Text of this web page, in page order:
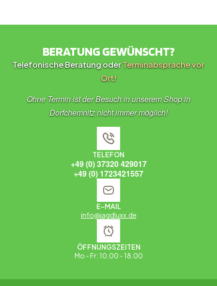
BERATUNG GEWÜNSCHT?
Telefonische Beratung oderTerminabsprache vor
Ort!
Ohne Termin ist der Besuch in unserem Shop in
Dorfchemnitz nicht immer möglich!
TELEFON
+49 (0) 37320 429017
+49 (0) 1723421557
E-MAIL
info@jagdluxx.de
ÖFFNUNGSZEITEN
Mo - Fr: 10.00 - 18.00